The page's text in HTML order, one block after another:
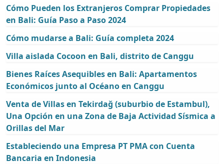
Cómo Pueden los Extranjeros Comprar Propiedades
en Bali: Guía Paso a Paso 2024
Cómo mudarse a Bali: Guía completa 2024
Villa aislada Cocoon en Bali, distrito de Canggu
Bienes Raíces Asequibles en Bali: Apartamentos
Económicos junto al Océano en Canggu
Venta de Villas en Tekirdaǧ (suburbio de Estambul),
Una Opción en una Zona de Baja Actividad Sísmica a
Orillas del Mar
Estableciendo una Empresa PT PMA con Cuenta
Bancaria en Indonesia